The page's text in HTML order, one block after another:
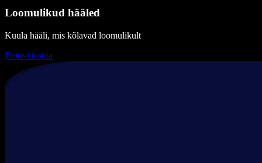
Loomulikud hääled
Kuula hääli, mis kõlavad loomulikult
Proovi tasuta